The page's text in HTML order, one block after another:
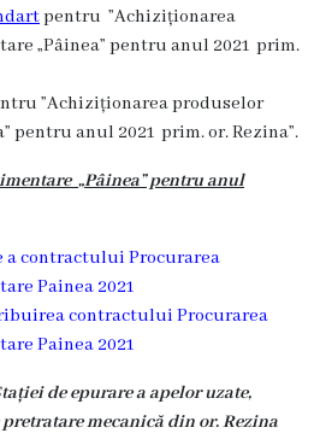
pentru ”Achiziționarea
„Pâinea” pentru anul 2021 prim.
”Achiziționarea produselor
pentru anul 2021 prim. or. Rezina”.
„Pâinea” pentru anul
contractului Procurarea
Painea 2021
contractului Procurarea
Painea 2021
de epurare a apelor uzate,
mecanică din or. Rezina